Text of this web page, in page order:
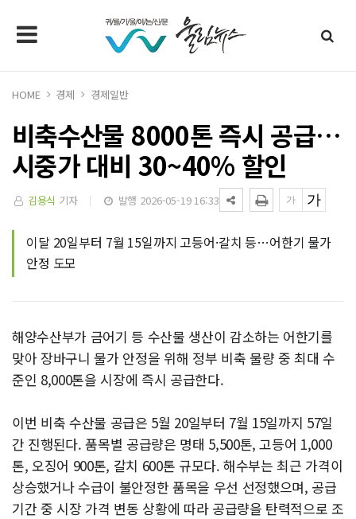
HOME 경제 경제일반
비축수산물 8000톤 즉시 공급…
시중가 대비 30~40% 할인
김용식 기자 발행 2026-05-19 16:33
이달 20일부터 7월 15일까지 고등어·갈치 등…어한기 물가
안정 도모
해양수산부가 금어기 등 수산물 생산이 감소하는 어한기를
맞아 장바구니 물가 안정을 위해 정부 비축 물량 중 최대 수
준인 8,000톤을 시장에 즉시 공급한다.
이번 비축 수산물 공급은 5월 20일부터 7월 15일까지 57일
간 진행된다. 품목별 공급량은 명태 5,500톤, 고등어 1,000
톤, 오징어 900톤, 갈치 600톤 규모다. 해수부는 최근 가격이
상승했거나 수급이 불안정한 품목을 우선 선정했으며, 공급
기간 중 시장 가격 변동 상황에 따라 공급량을 탄력적으로 조